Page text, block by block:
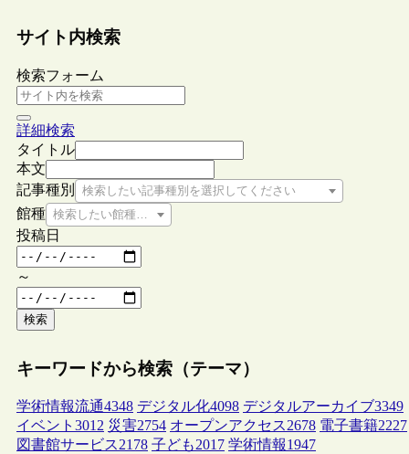
サイト内検索
検索フォーム
詳細検索
タイトル
本文
記事種別
検索したい記事種別を選択してください
館種 検索したい館種を選択してください
投稿日
～
検索
キーワードから検索（テーマ）
学術情報流通4348 デジタル化4098 デジタルアーカイブ3349
イベント 3012 災害2754 オープンアクセス2678 電子書籍2227
図書館サービス2178 子ども2017 学術情報1947